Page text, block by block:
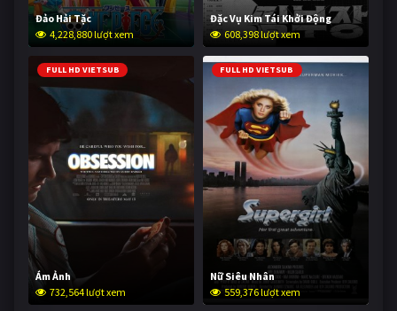
Đảo Hải Tặc
4,228,880 lượt xem
Đặc Vụ Kim Tái Khởi Động
608,398 lượt xem
FULL HD VIETSUB
Ám Ảnh
732,564 lượt xem
FULL HD VIETSUB
Nữ Siêu Nhân
559,376 lượt xem